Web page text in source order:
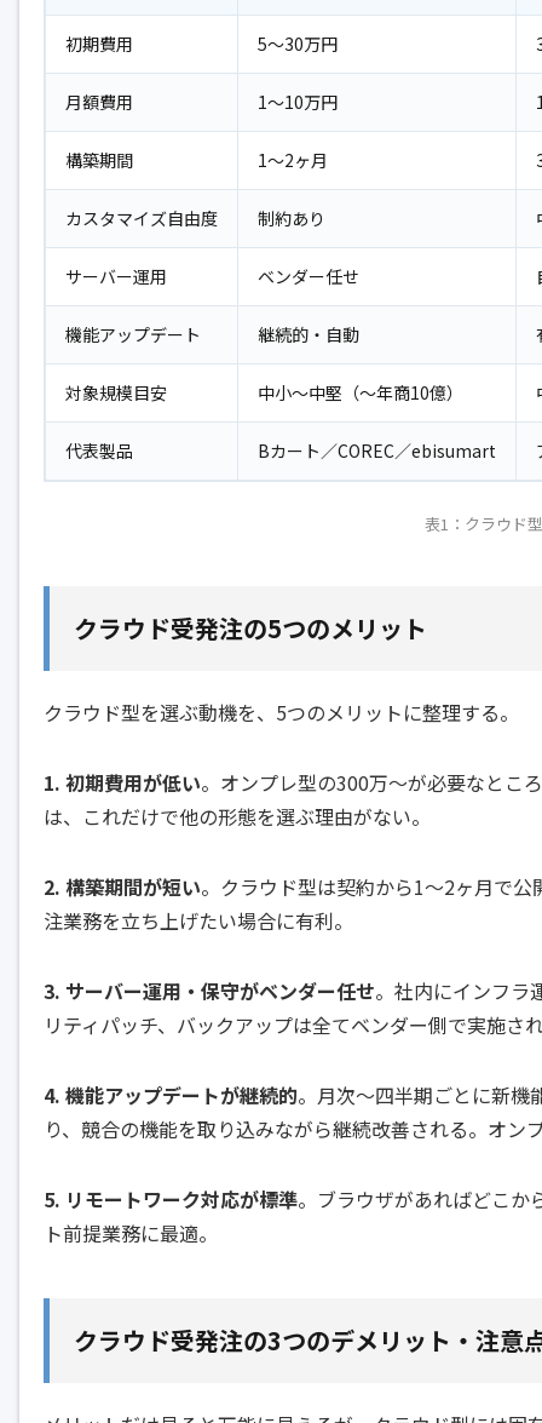
初期費用 5〜30万円
月額費用 1〜10万円
構築期間 1〜2ヶ月
カスタマイズ自由度 制約あり
サーバー運用 ベンダー任せ
機能アップデート 継続的・自動
対象規模目安 中小〜中堅（〜年商10億）
代表製品 Bカート／COREC／ebisumart
表1：クラウド
クラウド受発注の5つのメリット
クラウド型を選ぶ動機を、5つのメリットに整理する。
1. 初期費用が低い。オンプレ型の300万〜が必要なとこ
は、これだけで他の形態を選ぶ理由がない。
2. 構築期間が短い。クラウド型は契約から1〜2ヶ月で
注業務を立ち上げたい場合に有利。
3. サーバー運用・保守がベンダー任せ。社内にインフラ
リティパッチ、バックアップは全てベンダー側で実施さ
4. 機能アップデートが継続的。月次〜四半期ごとに新
り、競合の機能を取り込みながら継続改善される。オ
5. リモートワーク対応が標準。ブラウザがあればどこか
ト前提業務に最適。
クラウド受発注の3つのデメリット・注意